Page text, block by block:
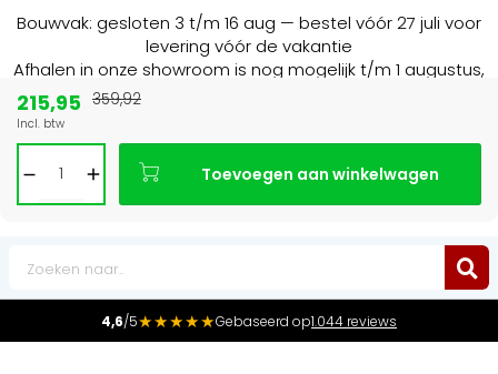
Bouwvak: gesloten 3 t/m 16 aug — bestel vóór 27 juli voor
levering vóór de vakantie
Afhalen in onze showroom is nog mogelijk t/m 1 augustus,
4,6/5★★★★★Gebaseerd op1.044 reviews
215,95
Incl. btw
359,92
Toevoegen aan winkelwagen